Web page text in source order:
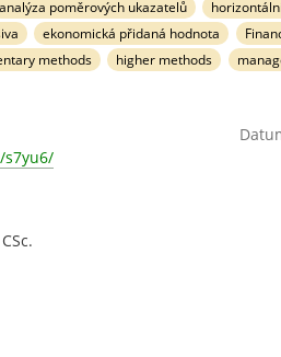
analýza poměrových ukazatelů
ekonomická přidaná hodnota
methods higher methods